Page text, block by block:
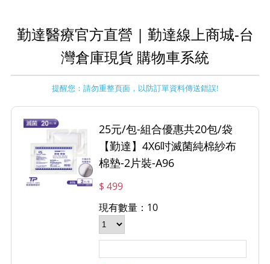
勤達醫療官方直營 | 勤達線上商城-台
灣倉庫現貨 購物車系統
提醒您：請勿重整頁面，以防訂單資料傳送錯誤!
25元/包-組合優惠共20包/袋
【勤達】4X6吋滅菌純棉紗布
棉墊-2片裝-A96
$ 499
現有數量：10